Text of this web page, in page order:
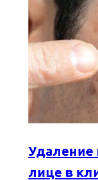
Удаление
лице в